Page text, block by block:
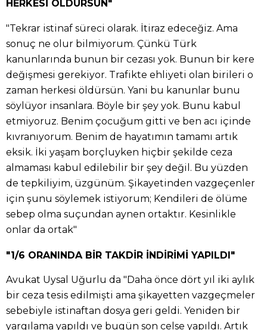
HERKESİ ÖLDÜRSÜN"
"Tekrar istinaf süreci olarak. İtiraz edeceğiz. Ama
sonuç ne olur bilmiyorum. Çünkü Türk
kanunlarında bunun bir cezası yok. Bunun bir kere
değişmesi gerekiyor. Trafikte ehliyeti olan birileri o
zaman herkesi öldürsün. Yani bu kanunlar bunu
söylüyor insanlara. Böyle bir şey yok. Bunu kabul
etmiyoruz. Benim çocuğum gitti ve ben acı içinde
kıvranıyorum. Benim de hayatımın tamamı artık
eksik. İki yaşam borçluyken hiçbir şekilde ceza
almaması kabul edilebilir bir şey değil. Bu yüzden
de tepkiliyim, üzgünüm. Şikayetinden vazgeçenler
için şunu söylemek istiyorum; Kendileri de ölüme
sebep olma suçundan aynen ortaktır. Kesinlikle
onlar da ortak"
"1/6 ORANINDA BİR TAKDİR İNDİRİMİ YAPILDI"
Avukat Uysal Uğurlu da "Daha önce dört yıl iki aylık
bir ceza tesis edilmişti ama şikayetten vazgeçmeler
sebebiyle istinaftan dosya geri geldi. Yeniden bir
yargılama yapıldı ve bugün son celse yapıldı. Artık